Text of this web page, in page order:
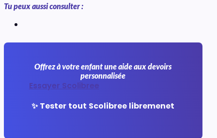
Tu peux aussi consulter :
Offrez à votre enfant une aide aux devoirs
personnalisée
Essayer Scolibree
✨ Tester tout Scolibree libremenet